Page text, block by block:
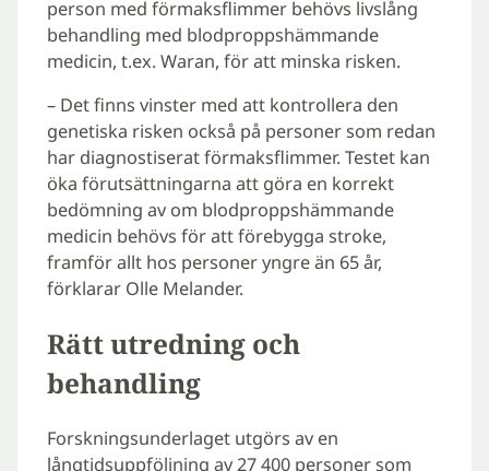
person med förmaksflimmer behövs livslång
behandling med blodproppshämmande
medicin, t.ex. Waran, för att minska risken.
– Det finns vinster med att kontrollera den
genetiska risken också på personer som redan
har diagnostiserat förmaksflimmer. Testet kan
öka förutsättningarna att göra en korrekt
bedömning av om blodproppshämmande
medicin behövs för att förebygga stroke,
framför allt hos personer yngre än 65 år,
förklarar Olle Melander.
Rätt utredning och
behandling
Forskningsunderlaget utgörs av en
långtidsuppföljning av 27 400 personer som